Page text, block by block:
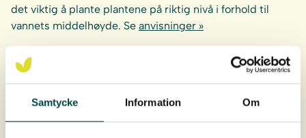
Samtycke Information Om
det viktig å plante plantene på riktig nivå i forhold til
vannets middelhøyde. Se anvisninger »
Anbefalt plantetetthet:
Pluggplantene leveres i hele brett à 40 stk.